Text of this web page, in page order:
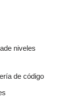
niveles
de código